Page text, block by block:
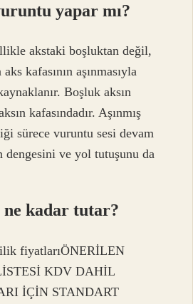
yapar mı?
akstaki boşluktan değil,
kafasının aşınmasıyla
Boşluk aksın
kafasındadır. Aşınmış
sürece vuruntu sesi devam
dengesini ve yol tutuşunu da
ne kadar tutar?
fiyatlarıÖNERİLEN
KDV DAHİL
İÇİN STANDART